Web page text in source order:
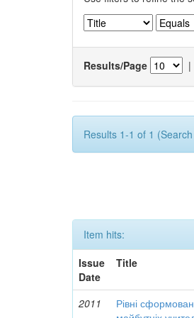
Results/Page |
Results 1-1 of 1
Item hits:
Issue
Date
Title
2011
Рівні